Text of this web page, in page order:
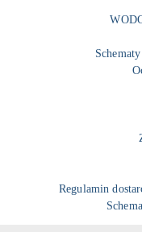
Regulamin